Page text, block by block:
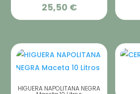
25,50 €
HIGUERA NAPOLITANA NEGRA